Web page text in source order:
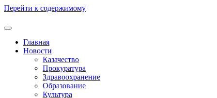
Перейти к содержимому
Главная
Новости
Казачество
Прокуратура
Здравоохранение
Образование
Культура